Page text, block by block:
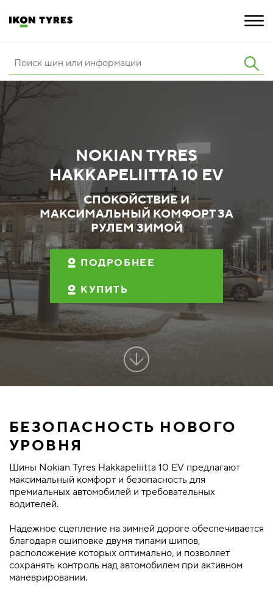
ШИНЫ
РАСШИРЕННАЯ ГАРАНТИЯ
О КОМПАНИИ
КАРЬЕРА
ПОКУПКА И АКЦИИ
NOKIAN TYRES
HAKKAPELIITTA 10 EV
СПОКОЙСТВИЕ И
МАКСИМАЛЬНЫЙ КОМФОРТ ЗА
РУЛЕМ ЗИМОЙ
ПОДРОБНЕЕ
КУПИТЬ
БЕЗОПАСНОСТЬ НОВОГО
УРОВНЯ
Шины Nokian Tyres Hakkapeliitta 10 EV предлагают
максимальный комфорт и безопасность для
премиальных автомобилей и требовательных
водителей.
Надежное сцепление на зимней дороге обеспечивается
благодаря ошиповке двумя типами шипов,
расположение которых оптимально, и позволяет
сохранять контроль над автомобилем при активном
маневрировании.